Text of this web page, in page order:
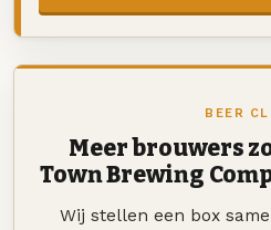
BEER
Meer brouwers
Town Brewing
Wij stellen een box